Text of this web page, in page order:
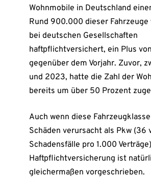
Wohnmobile in Deutschland
Rund 900.000 dieser
bei deutschen Gesellschaften
haftpflichtversichert, ein Plus
gegenüber dem Vorjahr. Zuvor,
und 2023, hatte die Zahl der
bereits um über 50 Prozent
Auch wenn diese
Schäden verursacht als Pkw (36
Schadensfälle pro 1.000
Haftpflichtversicherung ist
gleichermaßen vorgeschrieben.